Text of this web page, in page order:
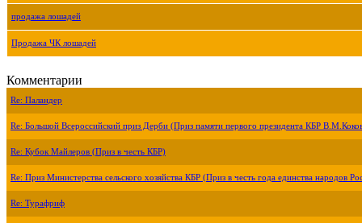
продажа лошадей
Продажа ЧК лошадей
Комментарии
Re: Паландер
Re: Большой Всероссийский приз Дерби (Приз памяти первого президента КБР
Re: Кубок Майлеров (Приз в честь КБР)
Re: Приз Министерства сельского хозяйства КБР (Приз в честь года единства народов
Re: Турафриф